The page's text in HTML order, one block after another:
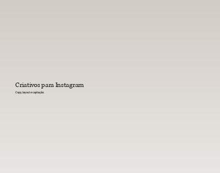
Criativos para Instagram
Copy, layout e captação.